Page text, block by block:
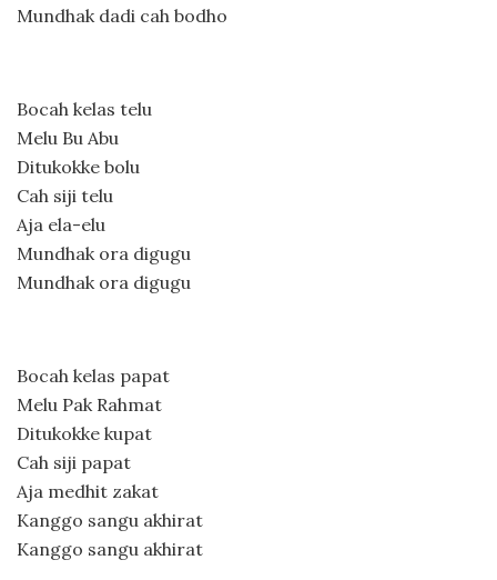
Mundhak dadi cah bodho
Bocah kelas telu
Melu Bu Abu
Ditukokke bolu
Cah siji telu
Aja ela-elu
Mundhak ora digugu
Mundhak ora digugu
Bocah kelas papat
Melu Pak Rahmat
Ditukokke kupat
Cah siji papat
Aja medhit zakat
Kanggo sangu akhirat
Kanggo sangu akhirat